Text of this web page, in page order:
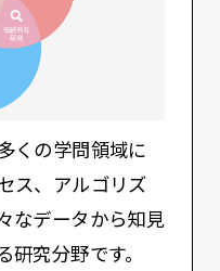
くの学問領域に
ス、アルゴリズ
なデータから知見
研究分野です。